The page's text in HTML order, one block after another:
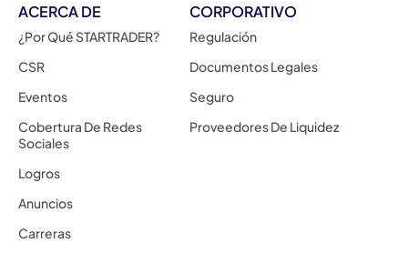
ACERCA DE
¿Por Qué STARTRADER?
CSR
Eventos
Cobertura De Redes
Sociales
Logros
Anuncios
Carreras
CORPORATIVO
Regulación
Documentos Legales
Seguro
Proveedores De Liquidez